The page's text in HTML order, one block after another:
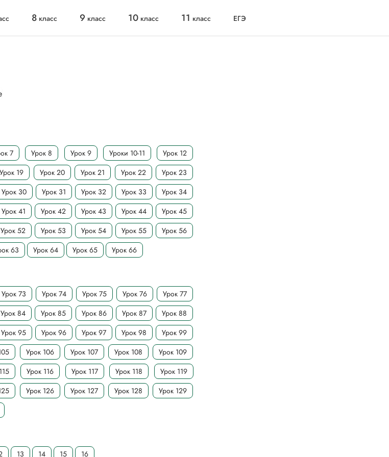
8 класс 9 класс 10 класс 11 класс ЕГЭ
7 Урок 8 Урок 9 Уроки 10-11
Урок 12
Урок 19 Урок 20 Урок 21 Урок 22
Урок 23
Урок 30 Урок 31 Урок 32 Урок 33
Урок 34
Урок 41 Урок 42 Урок 43 Урок 44
Урок 45
Урок 52 Урок 53 Урок 54 Урок 55
Урок 56
63 Урок 64 Урок 65 Урок 66
Урок 73 Урок 74 Урок 75 Урок 76
Урок 77
Урок 84 Урок 85 Урок 86 Урок 87
Урок 88
Урок 95 Урок 96 Урок 97 Урок 98
Урок 99
Урок 106 Урок 107 Урок 108
Урок 109
Урок 116 Урок 117 Урок 118
Урок 119
Урок 126 Урок 127 Урок 128
Урок 129
13 14 15 16